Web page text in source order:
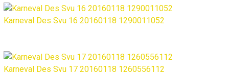
Karneval Des Svu 16 20160118 1290011052
Karneval Des Svu 17 20160118 1260556112